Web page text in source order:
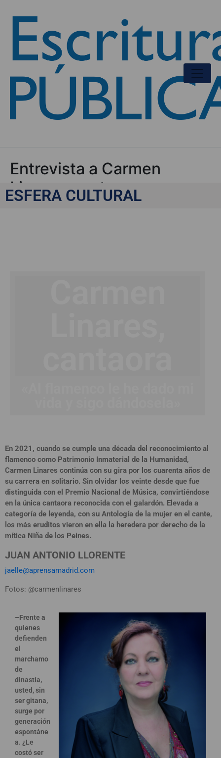
Entrevista a Carmen
Linares, cantaora
ESFERA CULTURAL
En 2021, cuando se cumple una década del reconocimiento al
flamenco como Patrimonio Inmaterial de la Humanidad,
Carmen Linares continúa con su gira por los cuarenta años de
su carrera en solitario. Sin olvidar los veinte desde que fue
distinguida con el Premio Nacional de Música, convirtiéndose
en la única cantaora reconocida con el galardón. Elevada a
categoría de leyenda, con su Antología de la mujer en el cante,
los más eruditos vieron en ella la heredera por derecho de la
mítica Niña de los Peines.
JUAN ANTONIO LLORENTE
jaelle@aprensamadrid.com
Fotos: @carmenlinares
–Frente a
quienes
defienden
el
marchamo
de
dinastía,
usted, sin
ser gitana,
surge por
generación
espontáne
a. ¿Le
costó ser